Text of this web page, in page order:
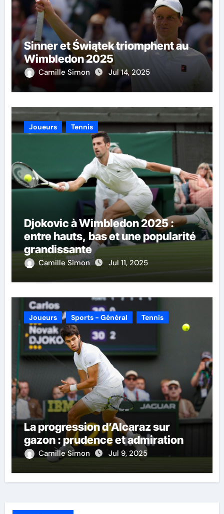
Sinner et Świątek triomphent au
Wimbledon 2025
Camille Simon Jul 14, 2025
Joueurs Tennis
Djokovic à Wimbledon 2025 :
entre hauts, bas et une popularité
grandissante
Camille Simon Jul 11, 2025
Joueurs Sports - Général Tennis
La progression d’Alcaraz sur
gazon : prudence et admiration
Camille Simon Jul 9, 2025